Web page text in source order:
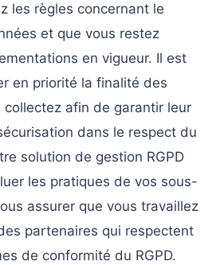
les règles concernant le
et que vous restez
en vigueur. Il est
en priorité la finalité des
collectez afin de garantir leur
dans le respect du
solution de gestion RGPD
les pratiques de vos sous-
assurer que vous travaillez
partenaires qui respectent
de conformité du RGPD.